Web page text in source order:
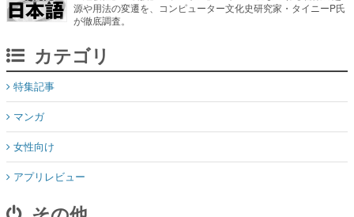
源や用法の変遷を、コンピューター文化史研究家・タイニーP氏
が徹底調査。
カテゴリ
特集記事
マンガ
女性向け
アプリレビュー